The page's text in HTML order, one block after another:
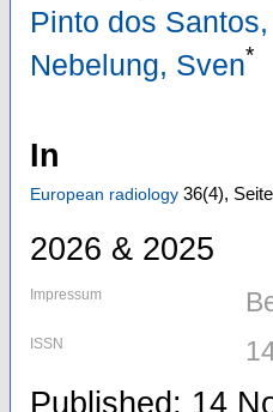
Pinto dos
Nebelung, Sven*
In
European radiology 36(4),
2026 & 2025
Impressum
ISSN
Published: 14